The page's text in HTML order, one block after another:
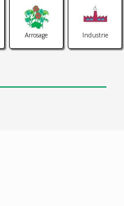
Arrosage Industrie